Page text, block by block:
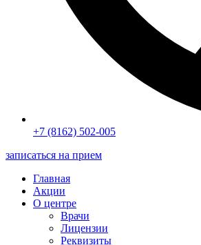
+7 (8162) 502-005
записаться на прием
Главная
Акции
О центре
Врачи
Лицензии
Реквизиты